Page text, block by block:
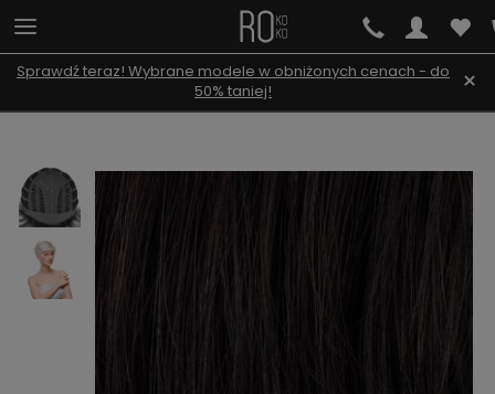
Sprawdź teraz! Wybrane modele w obniżonych cenach - do
50% taniej!
×